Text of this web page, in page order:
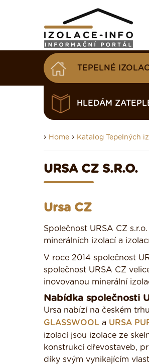
TEPELNÉ
HLEDÁM
› Home › Katalog Tepelných
URSA CZ S.R.O.
Ursa CZ
Společnost URSA CZ
minerálních izolací a
V roce 2014 společnost
společnost URSA CZ
inovovanou minerální
Nabídka společnosti
Ursa nabízí na českém
GLASSWOOL a URSA
izolací jsou izolace ze
konstrukcí dřevostaveb,
díky svým vynikajícím